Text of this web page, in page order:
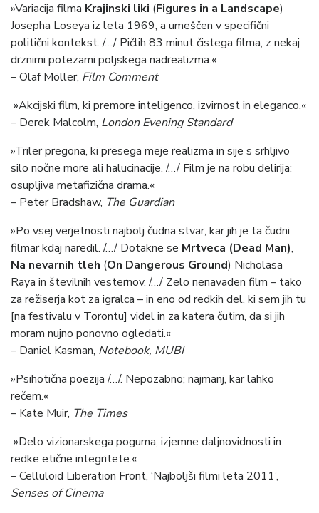
»Variacija filma Krajinski liki (Figures in a Landscape)
Josepha Loseya iz leta 1969, a umeščen v specifični
politični kontekst. /…/ Pičlih 83 minut čistega filma, z nekaj
drznimi potezami poljskega nadrealizma.«
– Olaf Möller, Film Comment
»Akcijski film, ki premore inteligenco, izvirnost in eleganco.«
– Derek Malcolm, London Evening Standard
»Triler pregona, ki presega meje realizma in sije s srhljivo
silo nočne more ali halucinacije. /…/ Film je na robu delirija:
osupljiva metafizična drama.«
– Peter Bradshaw, The Guardian
»Po vsej verjetnosti najbolj čudna stvar, kar jih je ta čudni
filmar kdaj naredil. /…/ Dotakne se Mrtveca (Dead Man),
Na nevarnih tleh (On Dangerous Ground) Nicholasa
Raya in številnih vesternov. /…/ Zelo nenavaden film – tako
za režiserja kot za igralca – in eno od redkih del, ki sem jih tu
[na festivalu v Torontu] videl in za katera čutim, da si jih
moram nujno ponovno ogledati.«
– Daniel Kasman, Notebook, MUBI
»Psihotična poezija /…/. Nepozabno; najmanj, kar lahko
rečem.«
– Kate Muir, The Times
»Delo vizionarskega poguma, izjemne daljnovidnosti in
redke etične integritete.«
– Celluloid Liberation Front, ‘Najboljši filmi leta 2011’,
Senses of Cinema